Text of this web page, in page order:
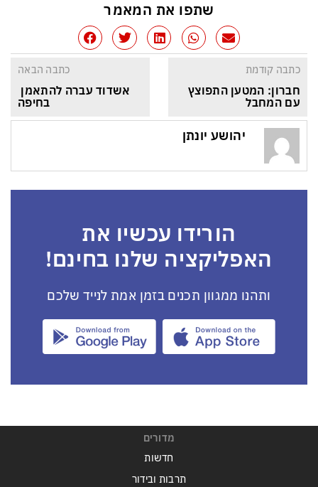
שתפו את המאמר
כתבה קודמת
חברון: המטען התפוצץ
עם המחבל
כתבה הבאה
אשדוד עברה להתאמן
בחיפה
יהושע יונתן
הורידו עכשיו את
האפליקציה שלנו בחינם!
ותהנו ממגוון תכנים בזמן אמת לנייד שלכם
מדורים
חדשות
תרבות ובידור